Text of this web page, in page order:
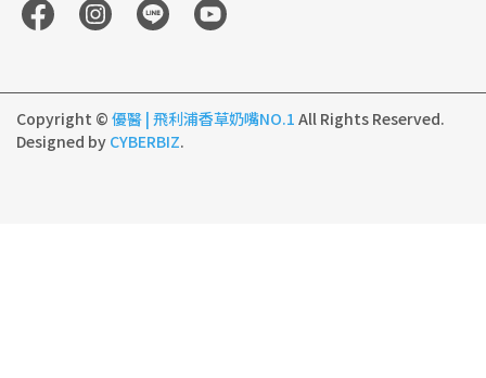
Copyright © 優醫 | 飛利浦香草奶嘴NO.1 All Rights Reserved.
Designed by CYBERBIZ.